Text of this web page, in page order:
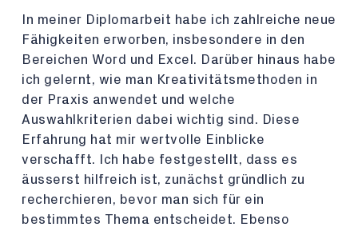
In meiner Diplomarbeit habe ich zahlreiche neue
Fähigkeiten erworben, insbesondere in den
Bereichen Word und Excel. Darüber hinaus habe
ich gelernt, wie man Kreativitätsmethoden in
der Praxis anwendet und welche
Auswahlkriterien dabei wichtig sind. Diese
Erfahrung hat mir wertvolle Einblicke
verschafft. Ich habe festgestellt, dass es
äusserst hilfreich ist, zunächst gründlich zu
recherchieren, bevor man sich für ein
bestimmtes Thema entscheidet. Ebenso